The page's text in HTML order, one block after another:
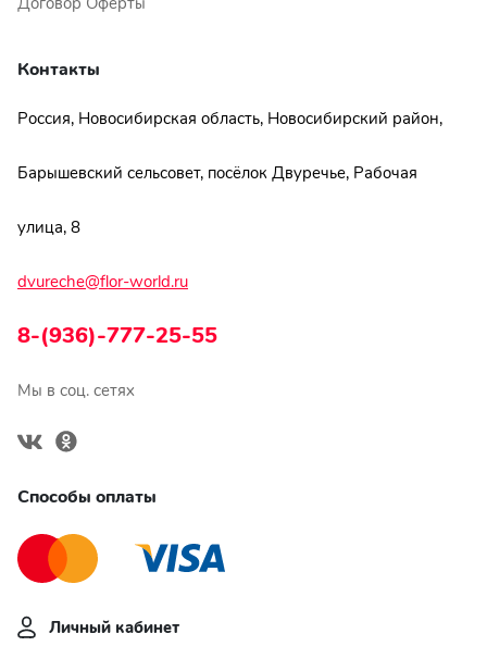
Контакты
Россия, Новосибирская область, Новосибирский район,
Барышевский сельсовет, посёлок Двуречье, Рабочая
улица, 8
dvureche@flor-world.ru
8-(936)-777-25-55
Мы в соц. сетях
Способы оплаты
Личный кабинет